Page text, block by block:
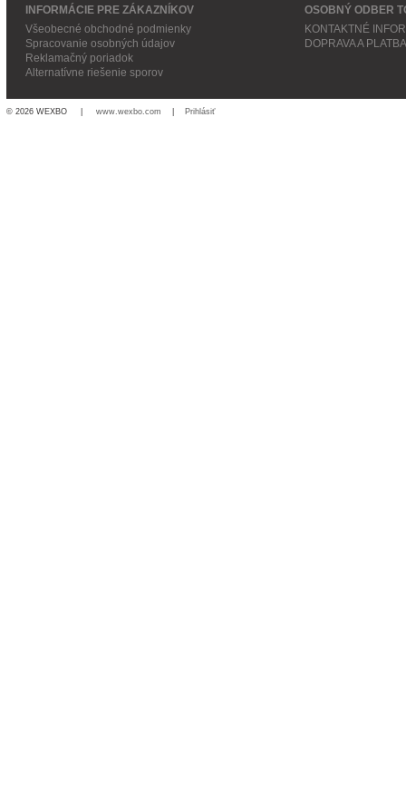
INFORMÁCIE PRE ZÁKAZNÍKOV
Všeobecné obchodné podmienky
Spracovanie osobných údajov
Reklamačný poriadok
Alternatívne riešenie sporov
OSOBNÝ ODBER
KONTAKTNÉ
DOPRAVA A PLATBA
© 2026 WEXBO | www.wexbo.com Prihlásiť